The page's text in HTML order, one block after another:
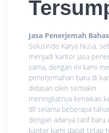
Jasa Penerjemah
Solusindo Karya Nusa,
menjadi kantor jasa
sama, dengan ini kami
penerjemahan baru di
didasari oleh semakin
meningkatnya kenaikan
dll selama beberapa
dengan adanya tarif
kantor kami dapat tetap